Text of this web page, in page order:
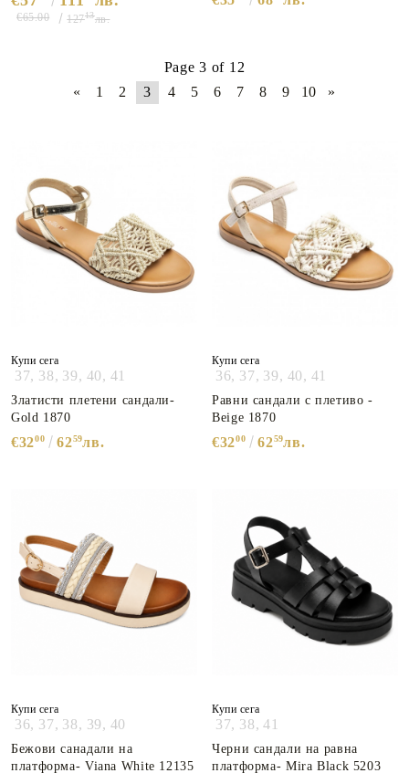
€65.00 12713лв.
Page 3 of 12
«
1 2 3 4 5 6 7 8 9 10 »
Купи сега
37, 38, 39, 40, 41
Златисти плетени сандали-
Gold 1870
€3200 6259лв.
Купи сега
36, 37, 39, 40, 41
Равни сандали с плетиво -
Beige 1870
€3200 6259лв.
Купи сега
36, 37, 38, 39, 40
Бежови санадали на
платформа- Viana White 12135
Купи сега
37, 38, 41
Черни сандали на равна
платформа- Mira Black 5203